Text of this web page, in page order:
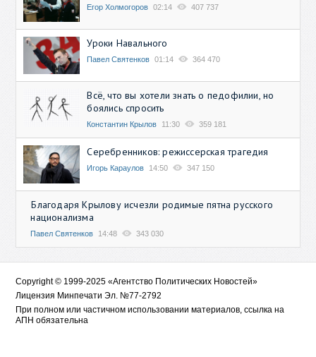
Егор Холмогоров 02:14 407 737
Уроки Навального
Павел Святенков 01:14 364 470
Всё, что вы хотели знать о педофилии, но
боялись спросить
Константин Крылов 11:30 359 181
Серебренников: режиссерская трагедия
Игорь Караулов 14:50 347 150
Благодаря Крылову исчезли родимые пятна русского
национализма
Павел Святенков 14:48 343 030
Copyright © 1999-2025 «Агентство Политических Новостей»
Лицензия Минпечати Эл. №77-2792
При полном или частичном использовании материалов, ссылка на
АПН обязательна